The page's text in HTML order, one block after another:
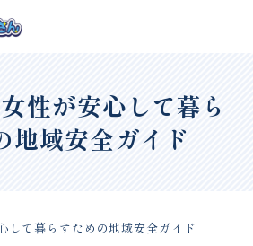
性が安心して暮ら
地域安全ガイド
して暮らすための地域安全ガイド